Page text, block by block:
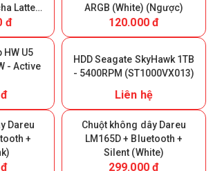
Latte
Modes
hành)
đ
ARGB (White) (Ngược)
120.000 đ
U5
- Active
HDD Seagate SkyHawk 1TB
- 5400RPM (ST1000VX013)
Liên hệ
Dareu
+
Chuột không dây Dareu
LM165D + Bluetooth +
Silent (White)
299.000 đ